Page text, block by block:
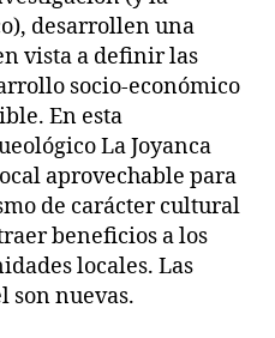
desarrollen una
vista a definir las
socio-económico
En esta
La Joyanca
aprovechable para
de carácter cultural
beneficios a los
locales. Las
son nuevas.